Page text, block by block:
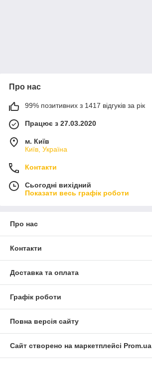
Про нас
99% позитивних з 1417 відгуків за рік
Працює з 27.03.2020
м. Київ
Київ, Україна
Контакти
Сьогодні вихідний
Показати весь графік роботи
Про нас
Контакти
Доставка та оплата
Графік роботи
Повна версія сайту
Сайт створено на маркетплейсі Prom.ua